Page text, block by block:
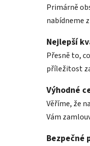
Primárně
nabídneme
Nejlepší
Přesně to,
příležitost
Výhodné
Věříme, že
Vám
Bezpečné